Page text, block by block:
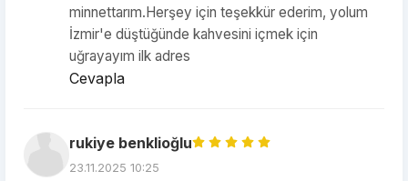
minnettarım.Herşey için teşekkür ederim, yolum
İzmir'e düştüğünde kahvesini içmek için
uğrayayım ilk adres
Cevapla
rukiye benklioğlu
23.11.2025 10:25